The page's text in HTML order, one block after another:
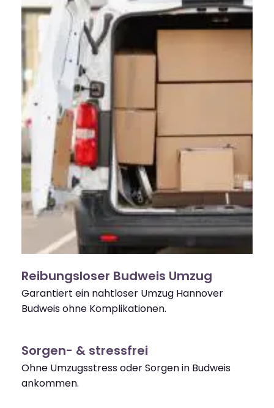
Reibungsloser Budweis Umzug
Garantiert ein nahtloser Umzug Hannover
Budweis ohne Komplikationen.
Sorgen- & stressfrei
Ohne Umzugsstress oder Sorgen in Budweis
ankommen.